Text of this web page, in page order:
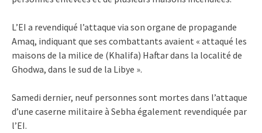
L’EI a revendiqué l’attaque via son organe de propagande
Amaq, indiquant que ses combattants avaient « attaqué les
maisons de la milice de (Khalifa) Haftar dans la localité de
Ghodwa, dans le sud de la Libye ».
Samedi dernier, neuf personnes sont mortes dans l’attaque
d’une caserne militaire à Sebha également revendiquée par
l’EI.